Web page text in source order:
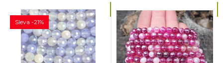
Sleva -21%